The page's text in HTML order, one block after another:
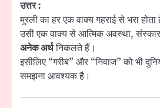
उत्तर :
मुरली का हर एक वाक्य गहराई से भरा होता
उसी एक वाक्य से आत्मिक अवस्था,
अनेक अर्थनिकलते हैं।
इसीलिए “गरीब” और “निवाज” को भी
समझना आवश्यक है।